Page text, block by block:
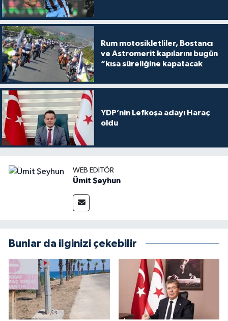
Rum motosikletliler, Bostancı
ve Astromerit kapılarını bugün
“kısa süreliğine kapatacak
YDP’nin Lefkoşa adayı Haraç
oldu
WEB EDITÖR
Ümit Şeyhun
Bunlar da ilginizi çekebilir